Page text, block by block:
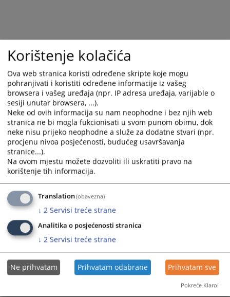
date.
Press
question
mark
key
to
get
the
keyboard
shortcuts
for
changing
dates.
date.
Press
question
mark
key
to
get
the
keyboard
for
Korištenje kolačića
Ova web stranica koristi određene skripte koje mogu
pohranjivati i koristiti određene informacije iz vašeg
browsera i vašeg uređaja (npr. IP adresa uređaja, varijable o
sesiji unutar browsera, ...).
Neke od ovih informacija su nam neophodne i bez njih web
stranica ne bi mogla fukcionisati u svom punom obimu, dok
neke nisu prijeko neophodne a služe za dodatne stvari (npr.
procjenu nivoa posjećenosti, budućeg usavršavanja
stranice...).
Na ovom mjestu možete dozvoliti ili uskratiti pravo na
korištenje tih informacija.
Translation(obavezna)
↓ 2 Servisi treće strane
Analitika o posjećenosti stranica
↓ 2 Servisi treće strane
Ne prihvatam Prihvatam odabrane Prihvatam sve
Pokreće Klaro!